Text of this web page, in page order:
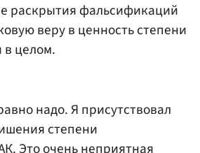
раскрытия фальсификаций
веру в ценность степени
в целом.
надо. Я присутствовал
степени
Это очень неприятная